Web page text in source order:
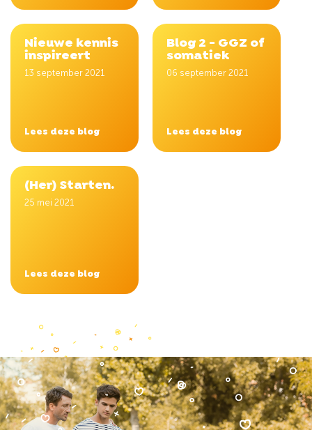
Nieuwe kennis
inspireert
13 september 2021
Lees deze blog
Blog 2 - GGZ of
somatiek
06 september 2021
Lees deze blog
(Her) Starten.
25 mei 2021
Lees deze blog